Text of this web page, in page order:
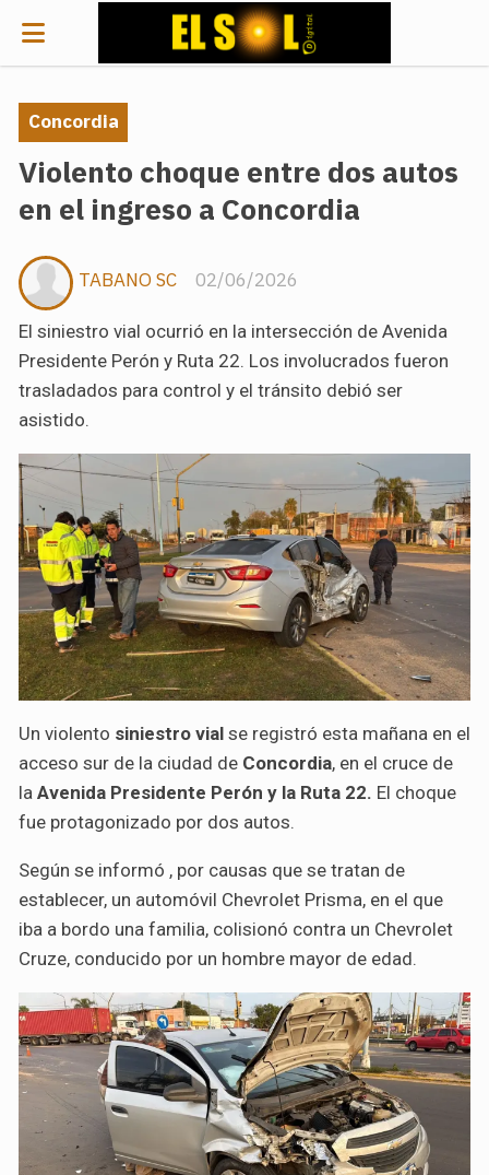
Violento choque entre dos autos
en el ingreso a Concordia
El siniestro vial ocurrió en la intersección de Avenida
Presidente Perón y Ruta 22. Los involucrados fueron
trasladados para control y el tránsito debió ser
asistido.
Concordia
02/06/2026
TABANO SC
Un violento siniestro vial se registró esta mañana en el
acceso sur de la ciudad de Concordia, en el cruce de
la Avenida Presidente Perón y la Ruta 22. El choque
fue protagonizado por dos autos.
Según se informó , por causas que se tratan de
establecer, un automóvil Chevrolet Prisma, en el que
iba a bordo una familia, colisionó contra un Chevrolet
Cruze, conducido por un hombre mayor de edad.